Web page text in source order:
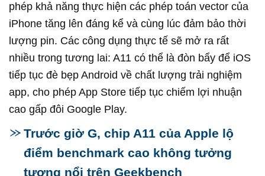
phép khả năng thực hiện các phép toán vector của
iPhone tăng lên đáng kể và cùng lúc đảm bảo thời
lượng pin. Các công dụng thực tế sẽ mở ra rất
nhiều trong tương lai: A11 có thể là đòn bẩy để iOS
tiếp tục đè bẹp Android về chất lượng trải nghiệm
app, cho phép App Store tiếp tục chiếm lợi nhuận
cao gấp đôi Google Play.
Trước giờ G, chip A11 của Apple lộ
điểm benchmark cao không tưởng
tượng nổi trên Geekbench